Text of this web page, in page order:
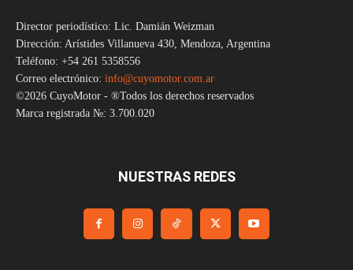
Director periodístico: Lic. Damián Weizman
Dirección: Arístides Villanueva 430, Mendoza, Argentina
Teléfono: +54 261 5358556
Correo electrónico: info@cuyomotor.com.ar
©2026 CuyoMotor - ®Todos los derechos reservados
Marca registrada №: 3.700.020
NUESTRAS REDES